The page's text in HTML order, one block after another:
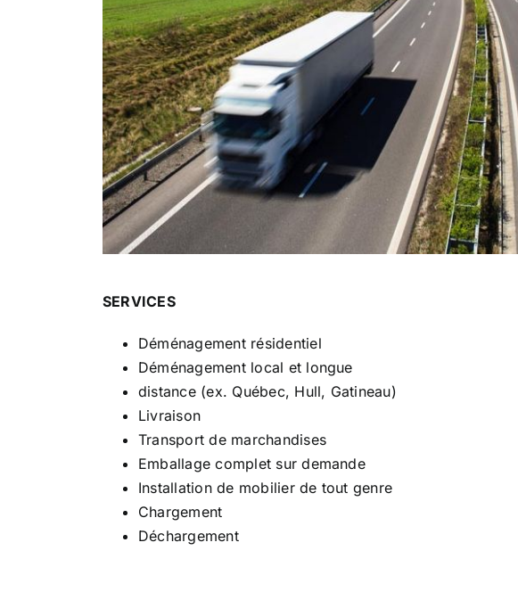
SERVICES
Déménagement résidentiel
Déménagement local et longue
distance (ex. Québec, Hull, Gatineau)
Livraison
Transport de marchandises
Emballage complet sur demande
Installation de mobilier de tout genre
Chargement
Déchargement